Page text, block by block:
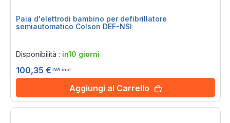
Paia d'elettrodi bambino per defibrillatore
semiautomatico Colson DEF-NSI
Disponibilità : in10 giorni
100,35 € IVA incl.
Aggiungi al Carrello